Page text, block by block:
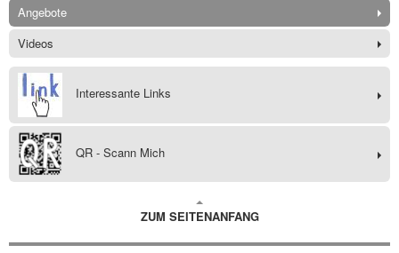
Angebote
Videos
Interessante Links
QR - Scann Mich
ZUM SEITENANFANG